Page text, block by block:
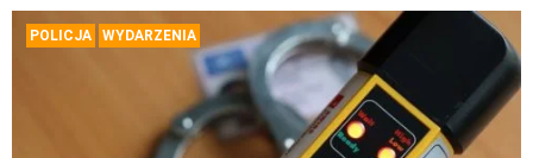
POLICJA WYDARZENIA